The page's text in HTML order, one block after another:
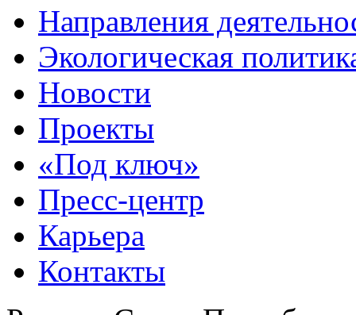
Направления
Экологическая
Новости
Проекты
«Под ключ»
Пресс-центр
Карьера
Контакты